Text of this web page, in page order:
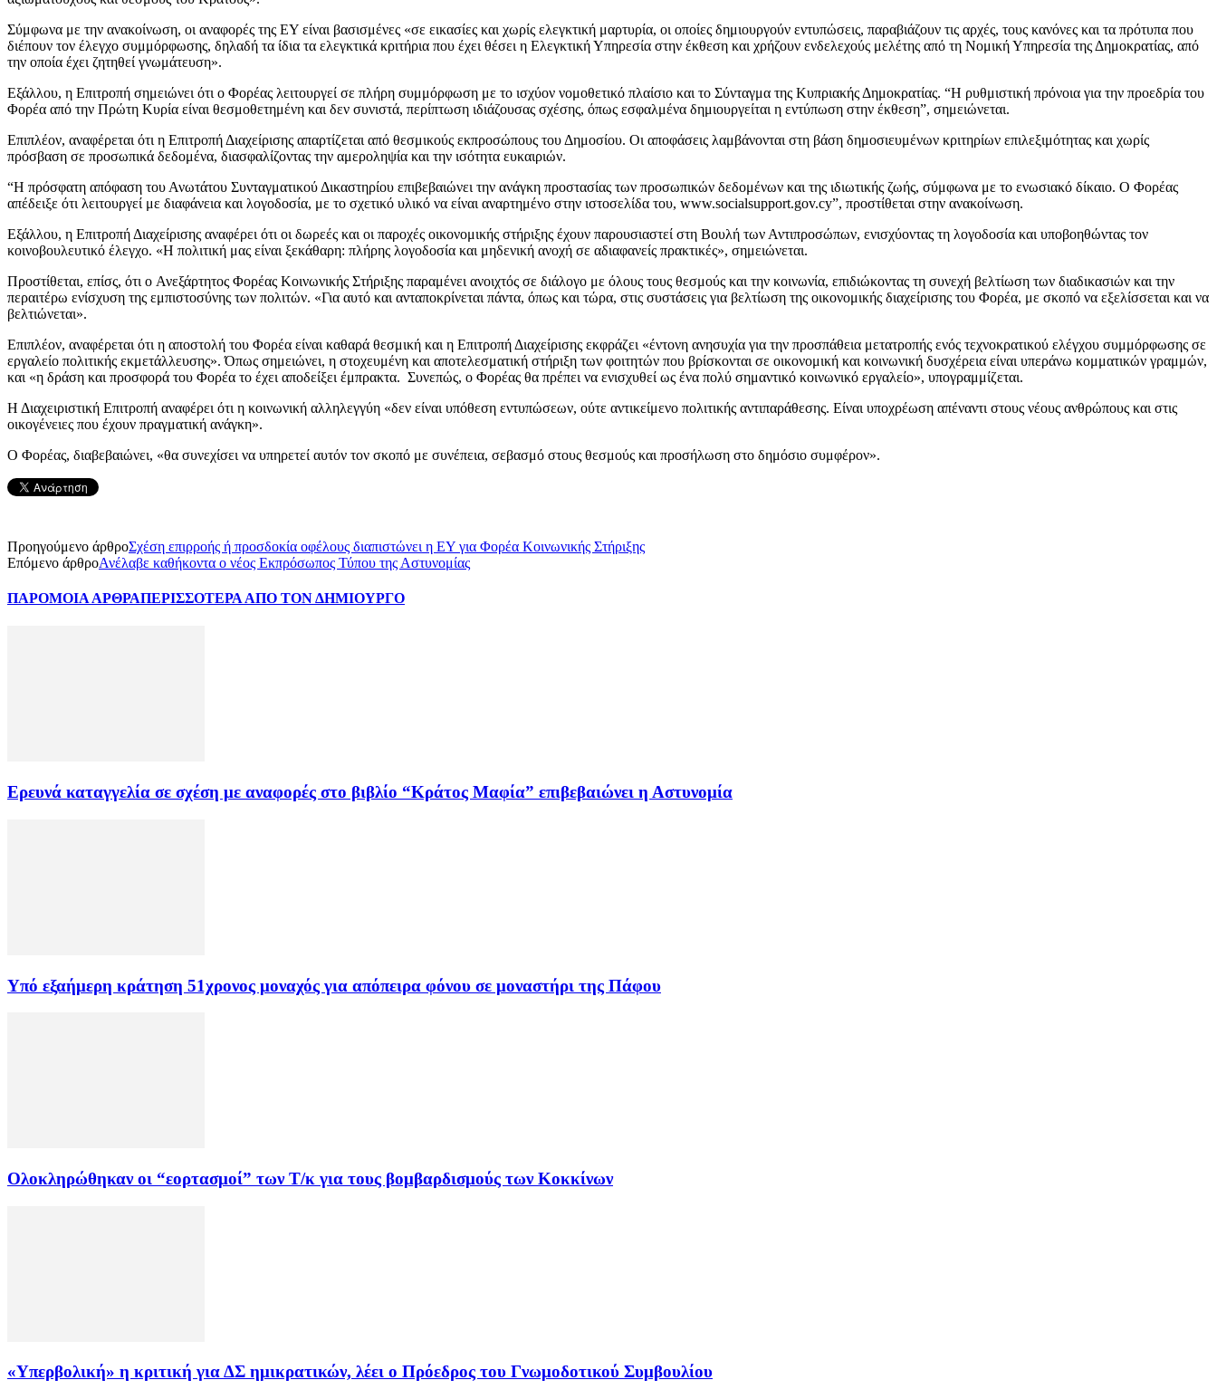
Σύμφωνα με την ανακοίνωση, οι αναφορές της ΕΥ είναι βασισμένες «σε εικασίες και χωρίς ελεγκτική μαρτυρία, οι οποίες δημιουργούν εντυπώσεις, παραβιάζουν τις αρχές, τους κανόνες και τα πρότυπα που
διέπουν τον έλεγχο συμμόρφωσης, δηλαδή τα ίδια τα ελεγκτικά κριτήρια που έχει θέσει η Ελεγκτική Υπηρεσία στην έκθεση και χρήζουν ενδελεχούς μελέτης από τη Νομική Υπηρεσία της Δημοκρατίας, από
την οποία έχει ζητηθεί γνωμάτευση».
Εξάλλου, η Επιτροπή σημειώνει ότι ο Φορέας λειτουργεί σε πλήρη συμμόρφωση με το ισχύον νομοθετικό πλαίσιο και το Σύνταγμα της Κυπριακής Δημοκρατίας. “Η ρυθμιστική πρόνοια για την προεδρία του
Φορέα από την Πρώτη Κυρία είναι θεσμοθετημένη και δεν συνιστά, περίπτωση ιδιάζουσας σχέσης, όπως εσφαλμένα δημιουργείται η εντύπωση στην έκθεση”, σημειώνεται.
Επιπλέον, αναφέρεται ότι η Επιτροπή Διαχείρισης απαρτίζεται από θεσμικούς εκπροσώπους του Δημοσίου. Οι αποφάσεις λαμβάνονται στη βάση δημοσιευμένων κριτηρίων επιλεξιμότητας και χωρίς
πρόσβαση σε προσωπικά δεδομένα, διασφαλίζοντας την αμεροληψία και την ισότητα ευκαιριών.
“Η πρόσφατη απόφαση του Ανωτάτου Συνταγματικού Δικαστηρίου επιβεβαιώνει την ανάγκη προστασίας των προσωπικών δεδομένων και της ιδιωτικής ζωής, σύμφωνα με το ενωσιακό δίκαιο. Ο Φορέας
απέδειξε ότι λειτουργεί με διαφάνεια και λογοδοσία, με το σχετικό υλικό να είναι αναρτημένο στην ιστοσελίδα του, www.socialsupport.gov.cy”, προστίθεται στην ανακοίνωση.
Εξάλλου, η Επιτροπή Διαχείρισης αναφέρει ότι οι δωρεές και οι παροχές οικονομικής στήριξης έχουν παρουσιαστεί στη Βουλή των Αντιπροσώπων, ενισχύοντας τη λογοδοσία και υποβοηθώντας τον
κοινοβουλευτικό έλεγχο. «Η πολιτική μας είναι ξεκάθαρη: πλήρης λογοδοσία και μηδενική ανοχή σε αδιαφανείς πρακτικές», σημειώνεται.
Προστίθεται, επίσς, ότι ο Ανεξάρτητος Φορέας Κοινωνικής Στήριξης παραμένει ανοιχτός σε διάλογο με όλους τους θεσμούς και την κοινωνία, επιδιώκοντας τη συνεχή βελτίωση των διαδικασιών και την
περαιτέρω ενίσχυση της εμπιστοσύνης των πολιτών. «Για αυτό και ανταποκρίνεται πάντα, όπως και τώρα, στις συστάσεις για βελτίωση της οικονομικής διαχείρισης του Φορέα, με σκοπό να εξελίσσεται και να
βελτιώνεται».
Επιπλέον, αναφέρεται ότι η αποστολή του Φορέα είναι καθαρά θεσμική και η Επιτροπή Διαχείρισης εκφράζει «έντονη ανησυχία για την προσπάθεια μετατροπής ενός τεχνοκρατικού ελέγχου συμμόρφωσης σε
εργαλείο πολιτικής εκμετάλλευσης». Όπως σημειώνει, η στοχευμένη και αποτελεσματική στήριξη των φοιτητών που βρίσκονται σε οικονομική και κοινωνική δυσχέρεια είναι υπεράνω κομματικών γραμμών,
και «η δράση και προσφορά του Φορέα το έχει αποδείξει έμπρακτα. Συνεπώς, ο Φορέας θα πρέπει να ενισχυθεί ως ένα πολύ σημαντικό κοινωνικό εργαλείο», υπογραμμίζεται.
Η Διαχειριστική Επιτροπή αναφέρει ότι η κοινωνική αλληλεγγύη «δεν είναι υπόθεση εντυπώσεων, ούτε αντικείμενο πολιτικής αντιπαράθεσης. Είναι υποχρέωση απέναντι στους νέους ανθρώπους και στις
οικογένειες που έχουν πραγματική ανάγκη».
Ο Φορέας, διαβεβαιώνει, «θα συνεχίσει να υπηρετεί αυτόν τον σκοπό με συνέπεια, σεβασμό στους θεσμούς και προσήλωση στο δημόσιο συμφέρον».
Προηγούμενο άρθροΣχέση επιρροής ή προσδοκία οφέλους διαπιστώνει η ΕΥ για Φορέα Κοινωνικής Στήριξης
Επόμενο άρθροΑνέλαβε καθήκοντα ο νέος Εκπρόσωπος Τύπου της Αστυνομίας
ΠΑΡΟΜΟΙΑ ΑΡΘΡΑΠΕΡΙΣΣΟΤΕΡΑ ΑΠΟ ΤΟΝ ΔΗΜΙΟΥΡΓΟ
Ερευνά καταγγελία σε σχέση με αναφορές στο βιβλίο “Κράτος Μαφία” επιβεβαιώνει η Αστυνομία
Υπό εξαήμερη κράτηση 51χρονος μοναχός για απόπειρα φόνου σε μοναστήρι της Πάφου
Ολοκληρώθηκαν οι “εορτασμοί” των Τ/κ για τους βομβαρδισμούς των Κοκκίνων
«Υπερβολική» η κριτική για ΔΣ ημικρατικών, λέει ο Πρόεδρος του Γνωμοδοτικού Συμβουλίου